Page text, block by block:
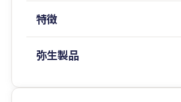
税理士業界によくある「契約時だ
し、その後はスタッフ任せ」「契
ッフがコロコロ変わる」といった
特徴
弥生製品